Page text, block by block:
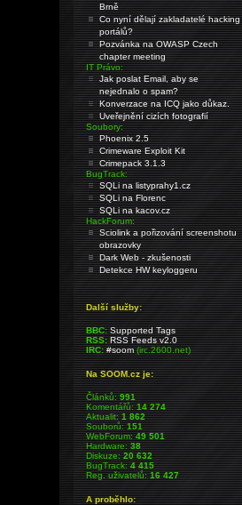
Brně
Co nyní dělají zakladatelé hacking
portálů?
Pozvánka na OWASP Czech
chapter meeting
IT Právo:
Jak poslat Email, aby se
nejednalo o spam?
Konverzace na ICQ jako důkaz.
Uveřejnění cizích fotografií
Soubory:
Phoenix 2.5
Crimeware Exploit Kit
Crimepack 3.1.3
BugTrack:
SQLi na listyprahy1.cz
SQLi na Florenc
SQLi na kacov.cz
HackForum:
Sciolink a pořizování screenshotu
obrazovky
Dark Web - zkušenosti
Detekce HW keyloggeru
Další služby:
BBC: Supported Tags
RSS: RSS Feeds v2.0
IRC: #soom(irc.2600.net)
Na SOOM.cz je:
Článků:991
Komentářů:14 274
Aktualit:1 862
Souborů:151
WebForum:49 501
Hardware:38
Diskuze:20 632
BugTrack:4 415
Reg. uživatelů:16 427
A proběhlo: